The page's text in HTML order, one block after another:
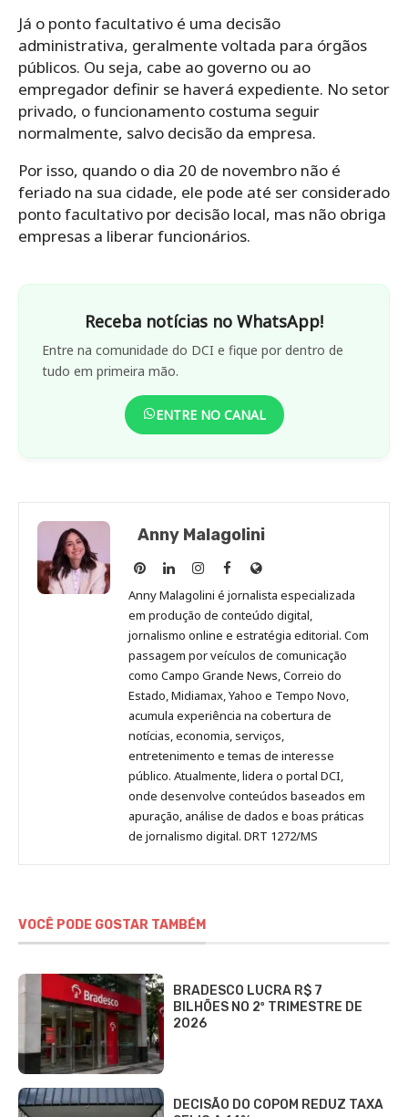
Já o ponto facultativo é uma decisão
administrativa, geralmente voltada para órgãos
públicos. Ou seja, cabe ao governo ou ao
empregador definir se haverá expediente. No setor
privado, o funcionamento costuma seguir
normalmente, salvo decisão da empresa.
Por isso, quando o dia 20 de novembro não é
feriado na sua cidade, ele pode até ser considerado
ponto facultativo por decisão local, mas não obriga
empresas a liberar funcionários.
Receba notícias no WhatsApp!
Entre na comunidade do DCI e fique por dentro de
tudo em primeira mão.
ENTRE NO CANAL
Anny Malagolini
Anny
Malagolini
no
Pinterest
Anny
Malagolini
no
LinkedIn
Anny
Malagolini
no
Instagram
Anny
Malagolini
no
Facebook
Site
de
Anny
Malagolini
Anny Malagolini é jornalista especializada
em produção de conteúdo digital,
jornalismo online e estratégia editorial. Com
passagem por veículos de comunicação
como Campo Grande News, Correio do
Estado, Midiamax, Yahoo e Tempo Novo,
acumula experiência na cobertura de
notícias, economia, serviços,
entretenimento e temas de interesse
público. Atualmente, lidera o portal DCI,
onde desenvolve conteúdos baseados em
apuração, análise de dados e boas práticas
de jornalismo digital. DRT 1272/MS
VOCÊ PODE GOSTAR TAMBÉM
BRADESCO LUCRA R$ 7
BILHÕES NO 2º TRIMESTRE DE
2026
DECISÃO DO COPOM REDUZ TAXA